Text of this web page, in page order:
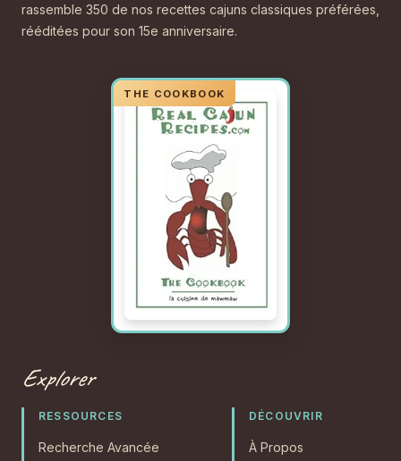
rassemble 350 de nos recettes cajuns classiques préférées,
rééditées pour son 15e anniversaire.
Explorer
RESSOURCES
Recherche Avancée
DÉCOUVRIR
À Propos